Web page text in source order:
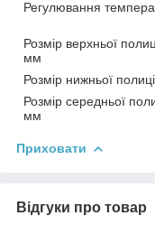
Регулювання
Розмір верхньої
мм
Розмір нижньої
Розмір середньої
мм
Приховати
Відгуки про товар